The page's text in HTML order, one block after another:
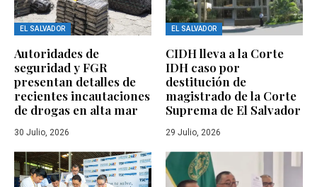
EL SALVADOR
Autoridades de
seguridad y FGR
presentan detalles de
recientes incautaciones
de drogas en alta mar
30 Julio, 2026
EL SALVADOR
CIDH lleva a la Corte
IDH caso por
destitución de
magistrado de la Corte
Suprema de El Salvador
29 Julio, 2026